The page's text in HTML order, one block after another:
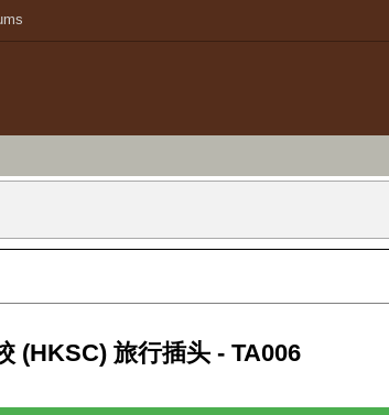
(HKSC) 旅行插头 - TA006